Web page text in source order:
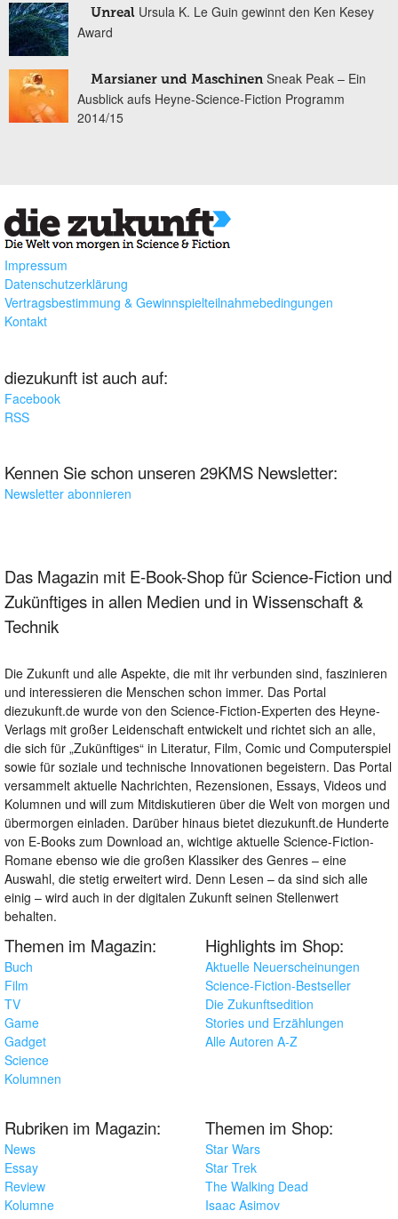
Unreal Ursula K. Le Guin gewinnt den Ken Kesey
Award
Marsianer und Maschinen Sneak Peak – Ein
Ausblick aufs Heyne-Science-Fiction Programm
2014/15
Impressum
Datenschutzerklärung
Vertragsbestimmung & Gewinnspielteilnahmebedingungen
Kontakt
diezukunft ist auch auf:
Facebook
RSS
Kennen Sie schon unseren 29KMS Newsletter:
Newsletter abonnieren
Das Magazin mit E-Book-Shop für Science-Fiction und
Zukünftiges in allen Medien und in Wissenschaft &
Technik
Die Zukunft und alle Aspekte, die mit ihr verbunden sind, faszinieren
und interessieren die Menschen schon immer. Das Portal
diezukunft.de wurde von den Science-Fiction-Experten des Heyne-
Verlags mit großer Leidenschaft entwickelt und richtet sich an alle,
die sich für „Zukünftiges“ in Literatur, Film, Comic und Computerspiel
sowie für soziale und technische Innovationen begeistern. Das Portal
versammelt aktuelle Nachrichten, Rezensionen, Essays, Videos und
Kolumnen und will zum Mitdiskutieren über die Welt von morgen und
übermorgen einladen. Darüber hinaus bietet diezukunft.de Hunderte
von E-Books zum Download an, wichtige aktuelle Science-Fiction-
Romane ebenso wie die großen Klassiker des Genres – eine
Auswahl, die stetig erweitert wird. Denn Lesen – da sind sich alle
einig – wird auch in der digitalen Zukunft seinen Stellenwert
behalten.
Themen im Magazin:
Buch
Film
TV
Game
Gadget
Science
Kolumnen
Highlights im Shop:
Aktuelle Neuerscheinungen
Science-Fiction-Bestseller
Die Zukunftsedition
Stories und Erzählungen
Alle Autoren A-Z
Rubriken im Magazin:
News
Essay
Review
Kolumne
Themen im Shop:
Star Wars
Star Trek
The Walking Dead
Isaac Asimov